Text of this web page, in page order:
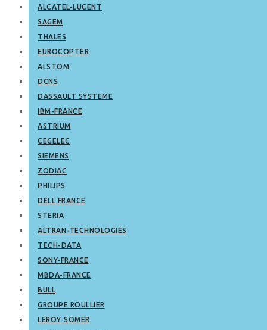
ALCATEL-LUCENT
SAGEM
THALES
EUROCOPTER
ALSTOM
DCNS
DASSAULT SYSTEME
IBM-FRANCE
ASTRIUM
CEGELEC
SIEMENS
ZODIAC
PHILIPS
DELL FRANCE
STERIA
ALTRAN-TECHNOLOGIES
TECH-DATA
SONY-FRANCE
MBDA-FRANCE
BULL
GROUPE ROULLIER
LEROY-SOMER